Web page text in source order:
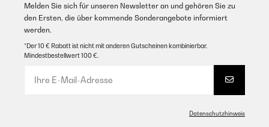
Melden Sie sich für unseren Newsletter an und gehören Sie zu
den Ersten, die über kommende Sonderangebote informiert
werden.
*Der 10 € Rabatt ist nicht mit anderen Gutscheinen kombinierbar.
Mindestbestellwert 100 €.
Datenschutzhinweis